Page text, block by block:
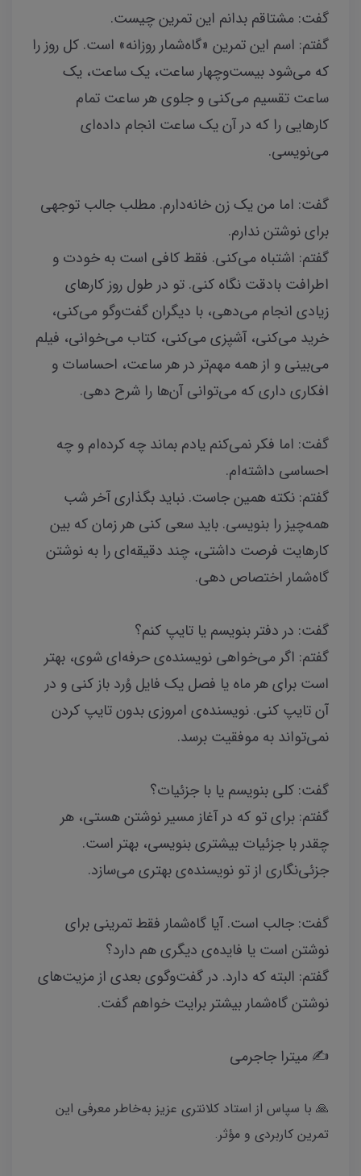
گفت: مشتاقم بدانم این تمرین چیست.
گفتم: اسم این تمرین «گاه‌شمار روزانه» است. کل روز را
که می‌شود بیست‌‌وچهار ساعت، یک ساعت، یک
ساعت تقسیم می‌کنی و جلوی هر ساعت تمام
کارهایی را که در آن یک ساعت انجام داده‌ای
می‌نویسی.
گفت: اما من یک زن خانه‌دارم. مطلب جالب توجهی
برای نوشتن ندارم.
گفتم: اشتباه می‌کنی. فقط کافی است به خودت و
اطرافت بادقت نگاه کنی. تو در طول روز کارهای
زیادی انجام می‌دهی، با دیگران گفت‌‌وگو می‌کنی،
خرید می‌کنی، آشپزی می‌کنی، کتاب می‌خوانی، فیلم
می‌بینی و از همه مهم‌تر در هر ساعت، احساسات و
افکاری داری که می‌توانی آن‌ها را شرح دهی.
گفت: اما فکر نمی‌کنم یادم بماند چه کرده‌ام و چه
احساسی داشته‌ام.
گفتم: نکته همین جاست. نباید بگذاری آخر شب
همه‌چیز را بنویسی. باید سعی کنی هر زمان که بین
کارهایت فرصت داشتی، چند دقیقه‌ای را به نوشتن
گاه‌شمار اختصاص دهی.
گفت: در دفتر بنویسم یا تایپ کنم؟
گفتم: اگر می‌خواهی نویسنده‌ی حرفه‌ای شوی، بهتر
است برای هر ماه یا فصل یک فایل وُرد باز کنی و در
آن تایپ کنی. نویسنده‌ی امروزی بدون تایپ‌ کردن
نمی‌تواند به موفقیت برسد.
گفت: کلی بنویسم یا با جزئیات؟
گفتم: برای تو که در آغاز مسیر نوشتن هستی، هر
چقدر با جزئیات بیشتری بنویسی، بهتر است.
جزئی‌نگاری از تو نویسنده‌ی بهتری می‌سازد.
گفت: جالب است. آیا گاه‌شمار فقط تمرینی برای
نوشتن است یا فایده‌ی دیگری هم دارد؟
گفتم: البته که دارد. در گفت‌وگوی بعدی از مزیت‌های
نوشتن گاه‌شمار بیشتر برایت خواهم گفت.
✍️ میترا جاجرمی
🙏 با سپاس از استاد کلانتری عزیز به‌خاطر معرفی این
تمرین کاربردی و مؤثر.